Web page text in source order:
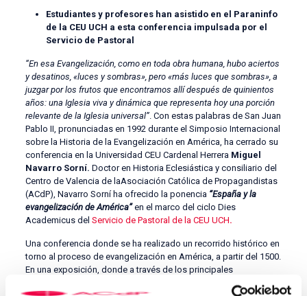
Estudiantes y profesores han asistido en el Paraninfo
de la CEU UCH a esta conferencia impulsada por el
Servicio de Pastoral
“En esa Evangelización, como en toda obra humana, hubo aciertos
y desatinos, «luces y sombras», pero «más luces que sombras», a
juzgar por los frutos que encontramos allí después de quinientos
años: una Iglesia viva y dinámica que representa hoy una porción
relevante de la Iglesia universal”. Con estas palabras de San Juan
Pablo II, pronunciadas en 1992 durante el Simposio Internacional
sobre la Historia de la Evangelización en América, ha cerrado su
conferencia en la Universidad CEU Cardenal Herrera Miguel
Navarro Sorní. Doctor en Historia Eclesiástica y consiliario del
Centro de Valencia de laAsociación Católica de Propagandistas
(ACdP), Navarro Sorní ha ofrecido la ponencia “España y la
evangelización de América”en el marco del ciclo Dies
Academicus del Servicio de Pastoral de la CEU UCH.
Una conferencia donde se ha realizado un recorrido histórico en
torno al proceso de evangelización en América, a partir del 1500.
En una exposición, donde a través de los principales
acontecimientos y sus protagonistas, Navarro Sorní ha querido